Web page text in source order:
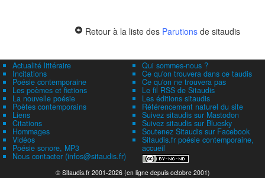
Retour à la liste des Parutions de sitaudis
Actualité littéraire
Incitations
Poésie contemporaine
Les poèmes et fictions
La nouvelle poésie
Poètes contemporains
Liens
Citations
Hommages
Vidéos
Poésie sonore, MP3
Nous contacter (infos@sitaudis.fr)
Qui sommes-nous ?
Ce qu'on trouvera dans ce taudis
Ce qu'on ne trouvera pas
Le fil RSS de Sitaudis
Les éditions sitaudis
Référencement naturel du site
Suivez sitaudis sur Mastodon
Suivez sitaudis sur Bluesky
Soutenez Sitaudis sur Facebook
Sitaudis.fr poésie contemporaine,
accueil
© Sitaudis.fr 2001-2026 (en ligne depuis octobre 2001)